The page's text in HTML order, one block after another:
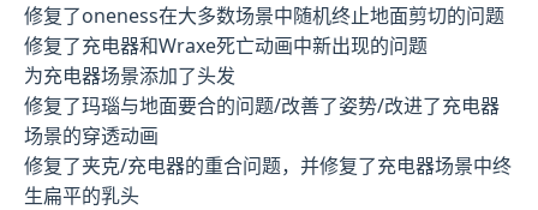
修复了oneness在大多数场景中随机终止地面剪切的问题
修复了充电器和Wraxe死亡动画中新出现的问题
为充电器场景添加了头发
修复了玛瑙与地面要合的问题/改善了姿势/改进了充电器
场景的穿透动画
修复了夹克/充电器的重合问题，并修复了充电器场景中终
生扁平的乳头